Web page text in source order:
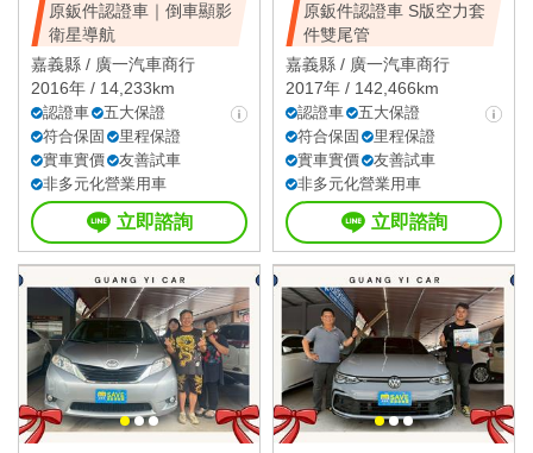
原鈑件認證車｜倒車顯影
衛星導航
嘉義縣 / 廣一汽車商行
2016年 / 14,233km
認證車
五大保證
符合保固
里程保證
實車實價
友善試車
非多元化營業用車
立即諮詢
原鈑件認證車 S版空力套
件雙尾管
嘉義縣 / 廣一汽車商行
2017年 / 142,466km
認證車
五大保證
符合保固
里程保證
實車實價
友善試車
非多元化營業用車
立即諮詢